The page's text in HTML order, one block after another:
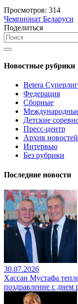
Просмотров: 314
Чемпионат Беларуси
Поделиться
Новостные рубрики
Betera
Федерация
Сборные
Детские
Пресс-центр
Архив новостей
Интервью
Без рубрики
Последние новости
30.07.2026
Хассан Мустафа
поздравление с днем